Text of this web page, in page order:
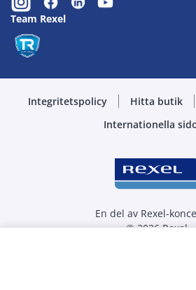
Team Rexel
Integritetspolicy Hitta butik
Internationella
En del av Rexel-
© 2026 Rexel